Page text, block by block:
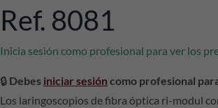
Ref. 8081
Inicia sesión como profesional para ver los
🔒 Debes iniciar sesión como profesional
Los laringoscopios de fibra óptica ri-modul